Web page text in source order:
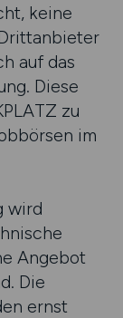
keine
auf das
Diese
zu
im
wird
Angebot
Die
ernst